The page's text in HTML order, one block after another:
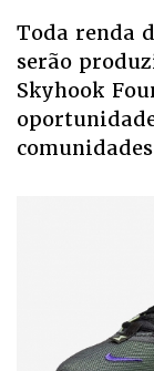
Toda renda
serão
Skyhook